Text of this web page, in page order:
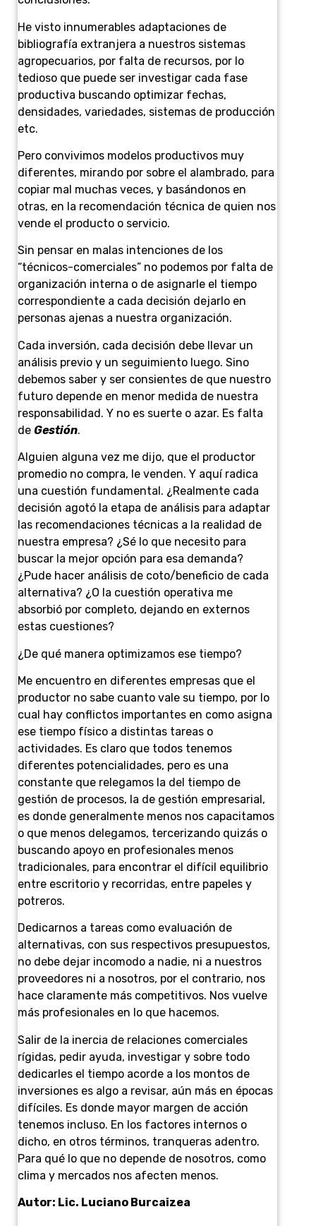
He visto innumerables adaptaciones de
bibliografía extranjera a nuestros sistemas
agropecuarios, por falta de recursos, por lo
tedioso que puede ser investigar cada fase
productiva buscando optimizar fechas,
densidades, variedades, sistemas de producción
etc.
Pero convivimos modelos productivos muy
diferentes, mirando por sobre el alambrado, para
copiar mal muchas veces, y basándonos en
otras, en la recomendación técnica de quien nos
vende el producto o servicio.
Sin pensar en malas intenciones de los
“técnicos-comerciales” no podemos por falta de
organización interna o de asignarle el tiempo
correspondiente a cada decisión dejarlo en
personas ajenas a nuestra organización.
Cada inversión, cada decisión debe llevar un
análisis previo y un seguimiento luego. Sino
debemos saber y ser consientes de que nuestro
futuro depende en menor medida de nuestra
responsabilidad. Y no es suerte o azar. Es falta
de Gestión.
Alguien alguna vez me dijo, que el productor
promedio no compra, le venden. Y aquí radica
una cuestión fundamental. ¿Realmente cada
decisión agotó la etapa de análisis para adaptar
las recomendaciones técnicas a la realidad de
nuestra empresa? ¿Sé lo que necesito para
buscar la mejor opción para esa demanda?
¿Pude hacer análisis de coto/beneficio de cada
alternativa? ¿O la cuestión operativa me
absorbió por completo, dejando en externos
estas cuestiones?
¿De qué manera optimizamos ese tiempo?
Me encuentro en diferentes empresas que el
productor no sabe cuanto vale su tiempo, por lo
cual hay conflictos importantes en como asigna
ese tiempo físico a distintas tareas o
actividades. Es claro que todos tenemos
diferentes potencialidades, pero es una
constante que relegamos la del tiempo de
gestión de procesos, la de gestión empresarial,
es donde generalmente menos nos capacitamos
o que menos delegamos, tercerizando quizás o
buscando apoyo en profesionales menos
tradicionales, para encontrar el difícil equilibrio
entre escritorio y recorridas, entre papeles y
potreros.
Dedicarnos a tareas como evaluación de
alternativas, con sus respectivos presupuestos,
no debe dejar incomodo a nadie, ni a nuestros
proveedores ni a nosotros, por el contrario, nos
hace claramente más competitivos. Nos vuelve
más profesionales en lo que hacemos.
Salir de la inercia de relaciones comerciales
rígidas, pedir ayuda, investigar y sobre todo
dedicarles el tiempo acorde a los montos de
inversiones es algo a revisar, aún más en épocas
difíciles. Es donde mayor margen de acción
tenemos incluso. En los factores internos o
dicho, en otros términos, tranqueras adentro.
Para qué lo que no depende de nosotros, como
clima y mercados nos afecten menos.
Autor: Lic. Luciano Burcaizea